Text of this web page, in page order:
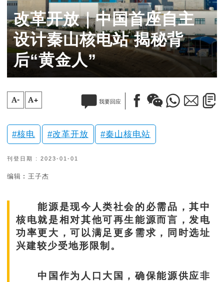
改革开放｜中国首座自主
设计秦山核电站 揭秘背
后“黄金人”
A- A+ 我要回应
核电 改革开放 秦山核电站
刊登日期 : 2023-01-01
编辑︰王子杰
能源是现今人类社会的必需品，其中
核电就是相对其他可再生能源而言，发电
功率更大，可以满足更多需求，同时选址
兴建较少受地形限制。
中国作为人口大国，确保能源供应非